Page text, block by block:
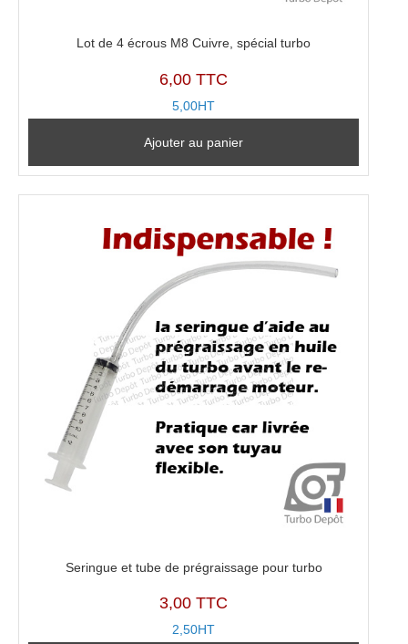
Lot de 4 écrous M8 Cuivre, spécial turbo
6,00 TTC
5,00HT
Ajouter au panier
Seringue et tube de prégraissage pour turbo
3,00 TTC
2,50HT